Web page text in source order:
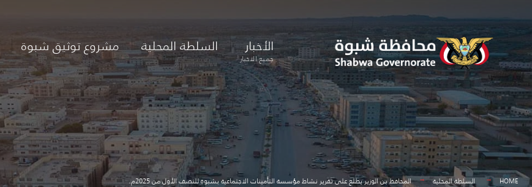
content
الأخبار
جميع الاخبار
السلطة المحلية مشروع توثيق شبوة
HOME السلطة المحلية المحافظ بن الوزير يطلع على تقرير نشاط مؤسسة التأمينات الاجتماعية بشبوة للنصف الأول من 2025م.